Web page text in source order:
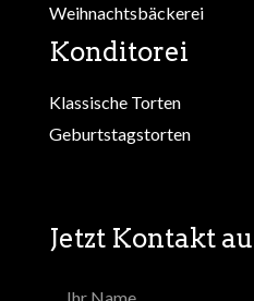
Weihnachtsbäckerei
Konditorei
Klassische Torten
Geburtstagstorten
Jetzt Kontakt